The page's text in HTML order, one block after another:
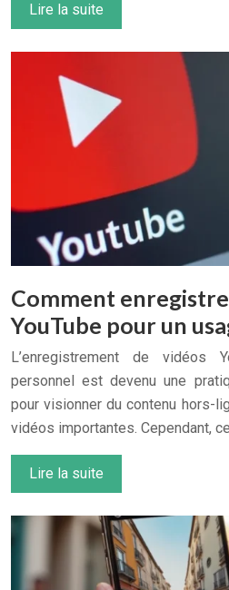
Lire la suite
Comment
YouTube pour un
L’enregistrement de vidéos
personnel est devenu une
pour visionner du contenu hors-
vidéos importantes. Cependant,
Lire la suite